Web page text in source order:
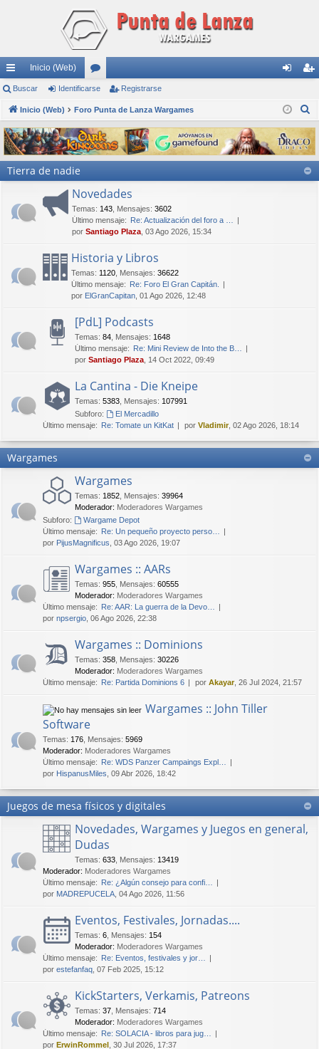
nl
ac
es
rá
pi
Inicio (Web)
or
os nti
fic
ar
ist
ra
rs
e
Buscar Identificarse Registrarse
Inicio (Web) Foro Punta de Lanza Wargames
s
c
Tierra de nadie
Novedades
Temas: 143 Mensajes: 3602
Último mensaje: Re: Actualización del foro a …
por Santiago Plaza , 03 Ago 2026, 15:34
Historia y Libros
Temas: 1120 Mensajes: 36622
Último mensaje: Re: Foro El Gran Capitán.
por ElGranCapitan , 01 Ago 2026, 12:48
[PdL] Podcasts
Temas: 84 Mensajes: 1648
Último mensaje: Re: Mini Review de Into the B…
por Santiago Plaza , 14 Oct 2022, 09:49
La Cantina - Die Kneipe
Temas: 5383 Mensajes: 107991
Subforo:
El Mercadillo
Último mensaje: Re: Tomate un KitKat por Vladimir, 02 Ago 2026, 18:14
Wargames
Wargames
Temas: 1852 Mensajes: 39964
Moderador: Moderadores Wargames
Subforo:
Wargame Depot
Último mensaje: Re: Un pequeño proyecto perso…
por PijusMagnificus , 03 Ago 2026, 19:07
Wargames :: AARs
Temas: 955 Mensajes: 60555
Moderador: Moderadores Wargames
Último mensaje: Re: AAR: La guerra de la Devo…
por npsergio , 06 Ago 2026, 22:38
Wargames :: Dominions
Temas: 358 Mensajes: 30226
Moderador: Moderadores Wargames
Último mensaje: Re: Partida Dominions 6 por Akayar, 26 Jul 2024, 21:57
Wargames :: John Tiller
Software
Temas: 176 Mensajes: 5969
Moderador: Moderadores Wargames
Último mensaje: Re: WDS Panzer Campaings Expl…
por HispanusMiles , 09 Abr 2026, 18:42
Juegos de mesa físicos y digitales
Novedades, Wargames y Juegos en general,
Dudas
Temas: 633 Mensajes: 13419
Moderador: Moderadores Wargames
Último mensaje: Re: ¿Algún consejo para confi…
por MADREPUCELA , 04 Ago 2026, 11:56
Eventos, Festivales, Jornadas....
Temas: 6 Mensajes: 154
Moderador: Moderadores Wargames
Último mensaje: Re: Eventos, festivales y jor…
por estefanfaq , 07 Feb 2025, 15:12
KickStarters, Verkamis, Patreons
Temas: 37 Mensajes: 714
Moderador: Moderadores Wargames
Último mensaje: Re: SOLACIA - libros para jug…
por ErwinRommel , 30 Jul 2026, 17:37